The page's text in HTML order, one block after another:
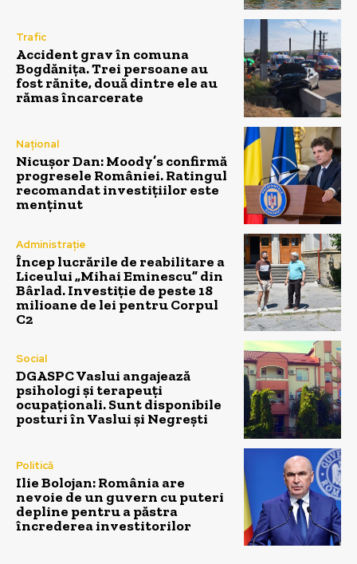
Trafic
Accident grav în comuna
Bogdănița. Trei persoane au
fost rănite, două dintre ele au
rămas încarcerate
Național
Nicușor Dan: Moody’s confirmă
progresele României. Ratingul
recomandat investițiilor este
menținut
Administrație
Încep lucrările de reabilitare a
Liceului „Mihai Eminescu” din
Bârlad. Investiție de peste 18
milioane de lei pentru Corpul
C2
Social
DGASPC Vaslui angajează
psihologi și terapeuți
ocupaționali. Sunt disponibile
posturi în Vaslui și Negrești
Politică
Ilie Bolojan: România are
nevoie de un guvern cu puteri
depline pentru a păstra
încrederea investitorilor